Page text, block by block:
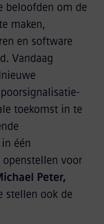
beloofden om de
maken,
en software
Vandaag
toekomst in te
één
voor
Peter,
stellen ook de